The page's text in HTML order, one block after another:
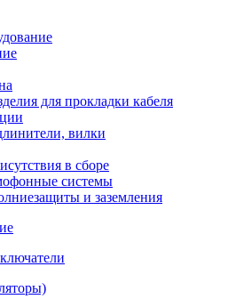
для прокладки кабеля
вилки
в сборе
системы
и заземления